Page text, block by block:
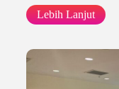
Lebih Lanjut